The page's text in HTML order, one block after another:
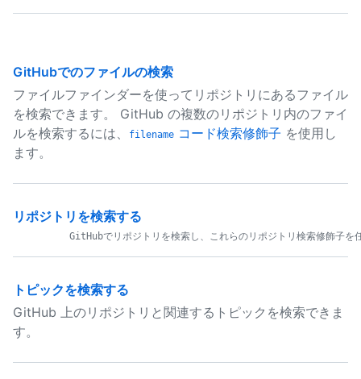
GitHubでのファイルの検索
ファイルファインダーを使ってリポジトリにあるファイル
を検索できます。 GitHub の複数のリポジトリ内のファイ
ルを検索するには、
filename コード検索修飾子 を使用し
ます。
リポジトリを検索する
トピックを検索する
GitHub 上のリポジトリと関連するトピックを検索できま
す。